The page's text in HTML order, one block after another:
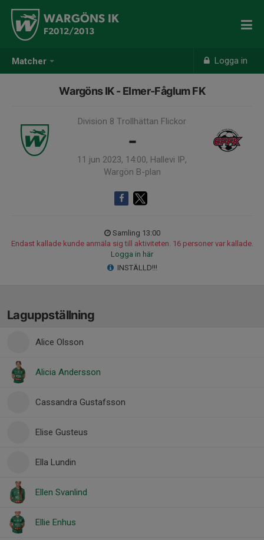
Matcher Logga in
WARGÖNS IK
F2012/2013
Wargöns IK - Elmer-Fåglum FK
Division 8 Trollhättan Flickor
-
11 jun 2023, 14:00, Hallevi IP,
Wargön B-plan
Samling 13:00
Endast kallade kunde anmäla sig till aktiviteten. 16 personer var kallade.
Logga in här
INSTÄLLD!!!
Laguppställning
Alice Olsson
Alicia Andersson
Cassandra Gustafsson
Elise Gusteus
Ella Lundin
Ellen Svanlind
Ellie Enhus